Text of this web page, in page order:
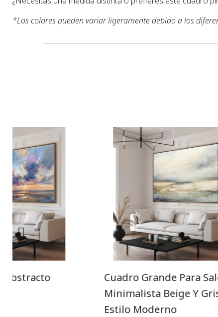
*Los colores pueden variar ligeramente debido a los
Abstracto
Cuadro Grande Para
Minimalista Beige Y
Estilo Moderno